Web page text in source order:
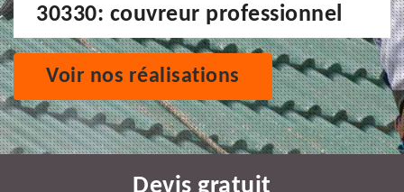
30330: couvreur professionnel
Voir nos réalisations
Devis gratuit